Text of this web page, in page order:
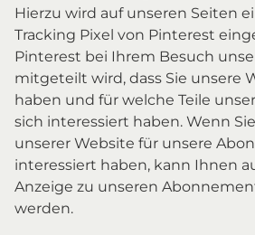
Hierzu wird auf unseren Seiten
Tracking Pixel von Pinterest
Pinterest bei Ihrem Besuch
mitgeteilt wird, dass Sie unsere
haben und für welche Teile
sich interessiert haben. Wenn
unserer Website für unsere
interessiert haben, kann Ihnen
Anzeige zu unseren
werden.